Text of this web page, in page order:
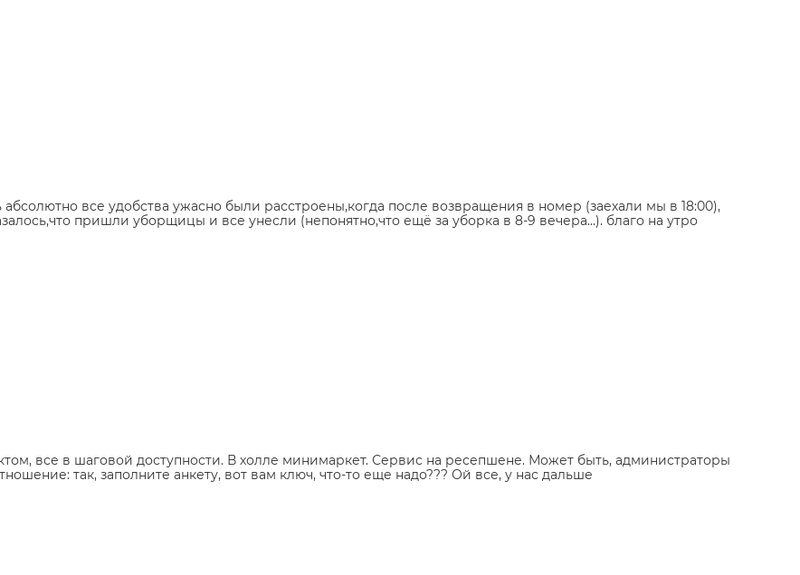
все удобства ужасно были расстроены,когда после возвращения в номер (заехали мы в 18:00),
пришли уборщицы и все унесли (непонятно,что ещё за уборка в 8-9 вечера…). благо на утро
все в шаговой доступности. В холле минимаркет. Сервис на ресепшене. Может быть, администраторы
так, заполните анкету, вот вам ключ, что-то еще надо??? Ой все, у нас дальше